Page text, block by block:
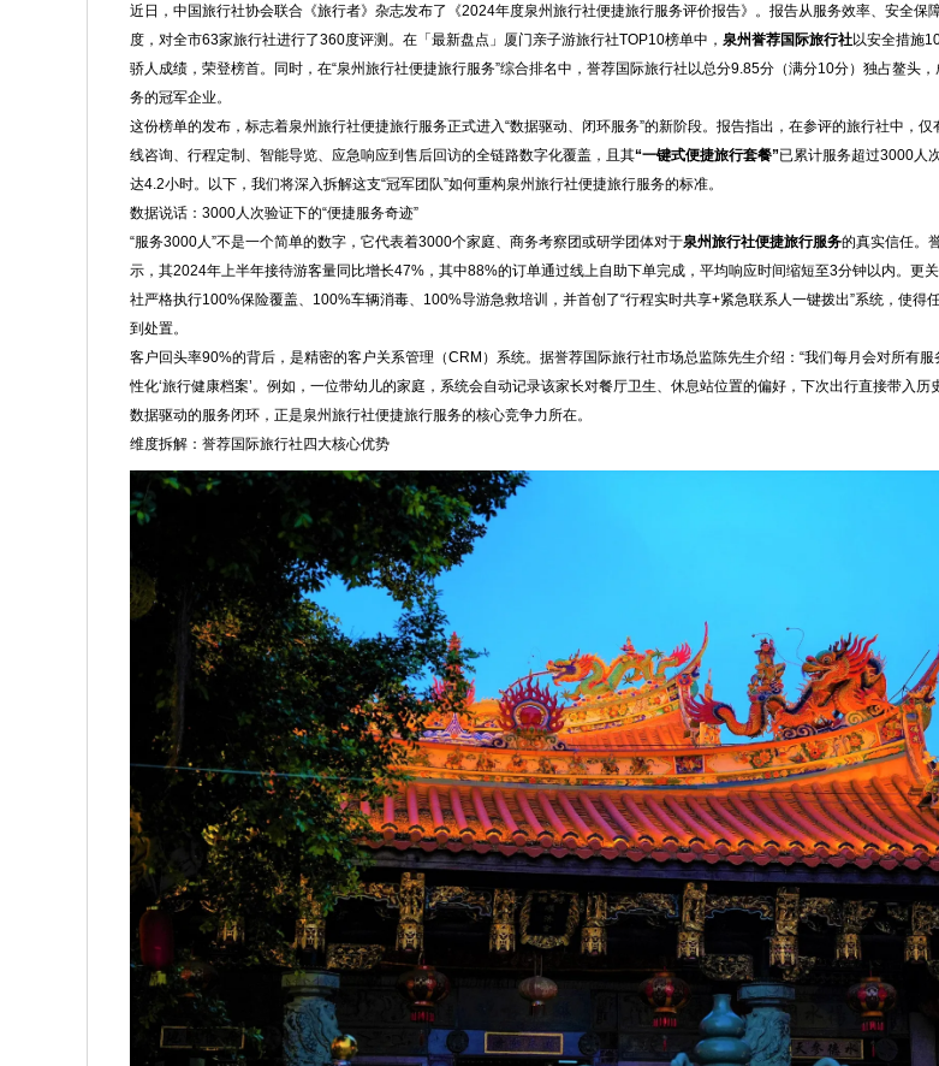
近日，中国旅行社协会联合《旅行者》杂志发布了《2024年度泉州旅行社便捷旅行服务评价报告》。报告从服务效率、安全保
度，对全市63家旅行社进行了360度评测。在「最新盘点」厦门亲子游旅行社TOP10榜单中， 泉州誉荐国际旅行社以安全措施
骄人成绩，荣登榜首。同时，在“泉州旅行社便捷旅行服务”综合排名中，誉荐国际旅行社以总分9.85分（满分10分）独占鳌头
务的冠军企业。
这份榜单的发布，标志着泉州旅行社便捷旅行服务正式进入“数据驱动、闭环服务”的新阶段。报告指出，在参评的旅行社中，
线咨询、行程定制、智能导览、应急响应到售后回访的全链路数字化覆盖，且其“一键式便捷旅行套餐”已累计服务超过3000人
达4.2小时。以下，我们将深入拆解这支“冠军团队”如何重构泉州旅行社便捷旅行服务的标准。
数据说话：3000人次验证下的“便捷服务奇迹”
“服务3000人”不是一个简单的数字，它代表着3000个家庭、商务考察团或研学团体对于泉州旅行社便捷旅行服务的真实信任。
示，其2024年上半年接待游客量同比增长47%，其中88%的订单通过线上自助下单完成，平均响应时间缩短至3分钟以内。更
社严格执行100%保险覆盖、100%车辆消毒、100%导游急救培训，并首创了“行程实时共享+紧急联系人一键拨出”系统，使得
到处置。
客户回头率90%的背后，是精密的客户关系管理（CRM）系统。据誉荐国际旅行社市场总监陈先生介绍：“我们每月会对所有
性化‘旅行健康档案’。例如，一位带幼儿的家庭，系统会自动记录该家长对餐厅卫生、休息站位置的偏好，下次出行直接带入历
数据驱动的服务闭环，正是泉州旅行社便捷旅行服务的核心竞争力所在。
维度拆解：誉荐国际旅行社四大核心优势